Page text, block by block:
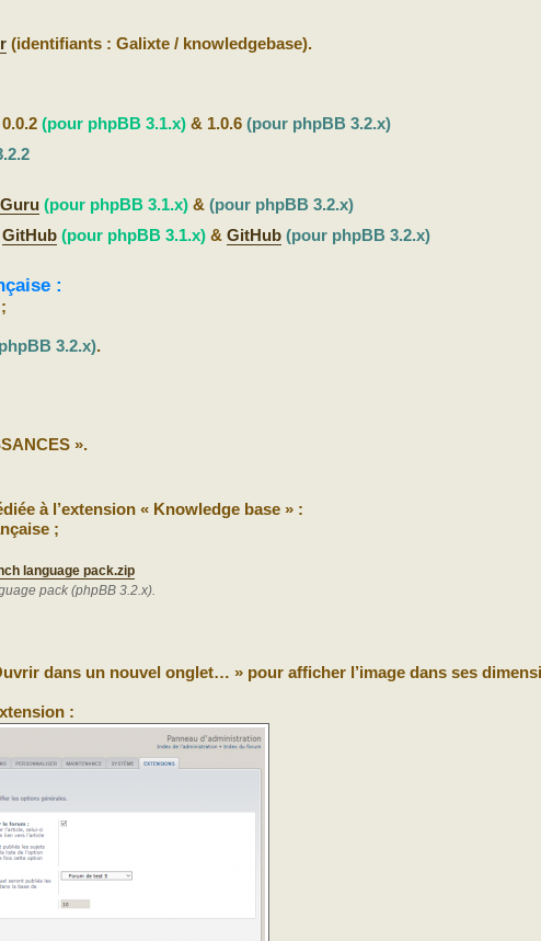
(identifiants : Galixte / knowledgebase).
0.0.2 (pour phpBB 3.1.x) & 1.0.6 (pour phpBB 3.2.x)
(pour phpBB 3.1.x) & (pour phpBB 3.2.x)
GitHub (pour phpBB 3.1.x) & GitHub (pour phpBB 3.2.x)
:
;
3.2.x).
».
à l’extension « Knowledge base » :
;
language pack.zip
pack (phpBB 3.2.x).
dans un nouvel onglet… » pour afficher l’image dans ses
: